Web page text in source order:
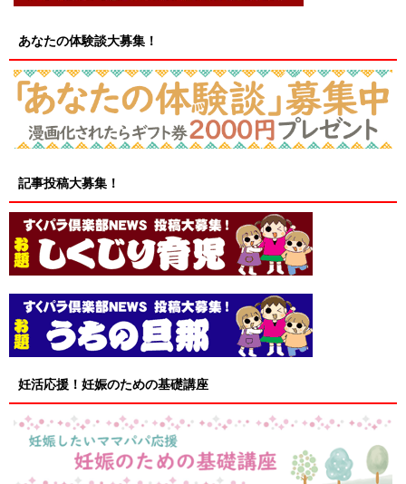
あなたの体験談大募集！
記事投稿大募集！
妊活応援！妊娠のための基礎講座